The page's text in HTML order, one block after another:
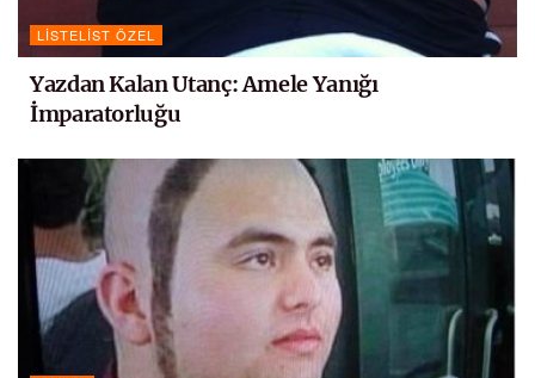
LISTELIST ÖZEL
Yazdan Kalan Utanç: Amele Yanığı
İmparatorluğu